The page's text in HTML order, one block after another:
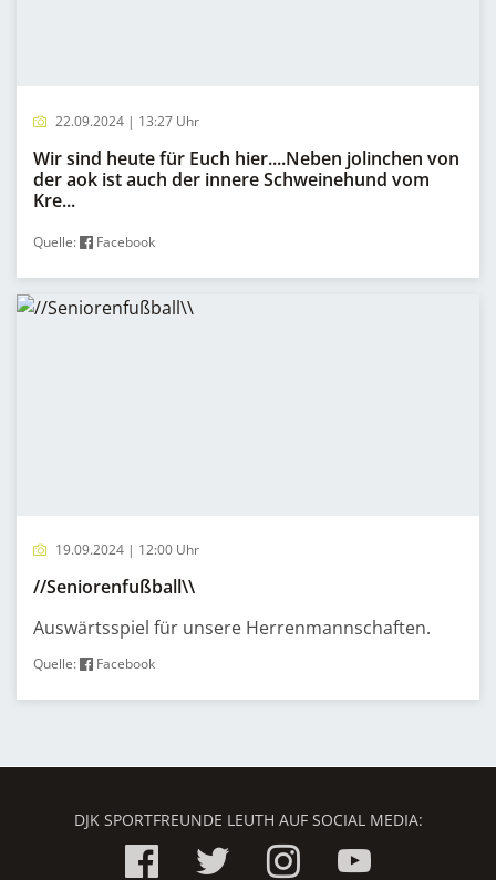
22.09.2024 | 13:27 Uhr
Wir sind heute für Euch hier....Neben jolinchen von
der aok ist auch der innere Schweinehund vom
Kre...
Quelle: Facebook
19.09.2024 | 12:00 Uhr
//Seniorenfußball\\
Auswärtsspiel für unsere Herrenmannschaften.
Quelle: Facebook
DJK SPORTFREUNDE LEUTH AUF SOCIAL MEDIA: